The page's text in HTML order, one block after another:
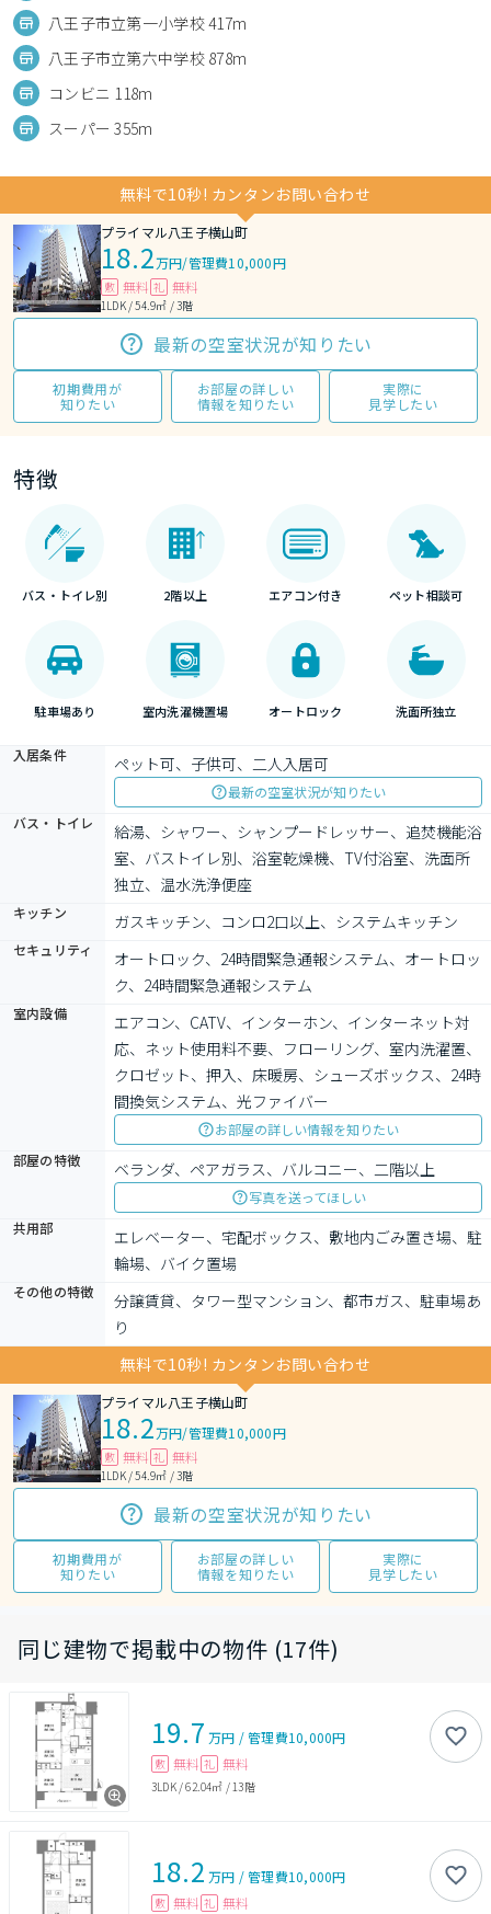
八王子市立第一小学校 417m
八王子市立第六中学校 878m
コンビニ 118m
スーパー 355m
無料で10秒! カンタンお問い合わせ
プライマル八王子横山町
18.2万円/管理費10,000円
敷 無料 礼 無料
1LDK / 54.9㎡ / 3階
最新の空室状況が知りたい
初期費用が
知りたい
お部屋の詳しい
情報を知りたい
実際に
見学したい
特徴
バス・トイレ別 2階以上 エアコン付き ペット相談可
駐車場あり 室内洗濯機置場 オートロック 洗面所独立
入居条件 ペット可、子供可、二人入居可
最新の空室状況が知りたい
バス・トイレ
給湯、シャワー、シャンプードレッサー、追焚機能浴
室、バストイレ別、浴室乾燥機、TV付浴室、洗面所
独立、温水洗浄便座
キッチン ガスキッチン、コンロ2口以上、システムキッチン
セキュリティ
オートロック、24時間緊急通報システム、オートロッ
ク、24時間緊急通報システム
室内設備
エアコン、CATV、インターホン、インターネット対
応、ネット使用料不要、フローリング、室内洗濯置、
クロゼット、押入、床暖房、シューズボックス、24時
間換気システム、光ファイバー
お部屋の詳しい情報を知りたい
部屋の特徴
ベランダ、ペアガラス、バルコニー、二階以上
写真を送ってほしい
共用部
エレベーター、宅配ボックス、敷地内ごみ置き場、駐
輪場、バイク置場
その他の特徴
分譲賃貸、タワー型マンション、都市ガス、駐車場あ
り
無料で10秒! カンタンお問い合わせ
プライマル八王子横山町
18.2万円/管理費10,000円
敷 無料 礼 無料
1LDK / 54.9㎡ / 3階
最新の空室状況が知りたい
初期費用が
知りたい
お部屋の詳しい
情報を知りたい
実際に
見学したい
同じ建物で掲載中の物件 (17件)
19.7 万円 /管理費10,000円
敷 無料 礼 無料
3LDK/62.04㎡ / 13階
18.2 万円 /管理費10,000円
敷 無料 礼 無料